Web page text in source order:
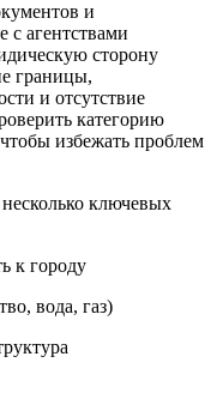
и
с агентствами
сторону
границы,
и отсутствие
категорию
избежать проблем
ключевых
к городу
вода, газ)